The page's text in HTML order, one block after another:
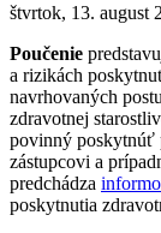
štvrtok, 13. august
Poučenie
a rizikách
navrhovaných
zdravotnej
povinný poskytnúť
zástupcovi a
predchádza
poskytnutia